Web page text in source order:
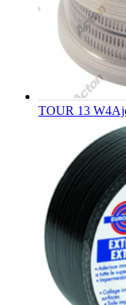
TOUR 13 W4